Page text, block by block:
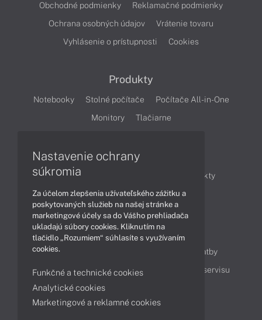
Obchodné podmienky
Reklamačné podmienky
Ochrana osobných údajov
Vrátenie tovaru
Vyhlásenie o prístupnosti
Cookies
Produkty
Notebooky Stolné počítače
Počítače All-in-One
Monitory
Tlačiarne
Články
Obchodné informácie
Produkty
Technológie
Videá
Obsah
Ako nakupovať
Možnosti doručenia a platby
Podpora a servis
Servisné služby Cenník servisu
Kontakty
Nastavenie ochrany
súkromia
Za účelom zlepšenia užívateľského zážitku a
poskytovaných služieb na našej stránke a
marketingové účely sa do Vášho prehliadača
ukladajú súbory cookies. Kliknutím na
tlačidlo „Rozumiem“ súhlasíte s využívaním
cookies.
Funkčné a technické cookies
Analytické cookies
Marketingové a reklamné cookies